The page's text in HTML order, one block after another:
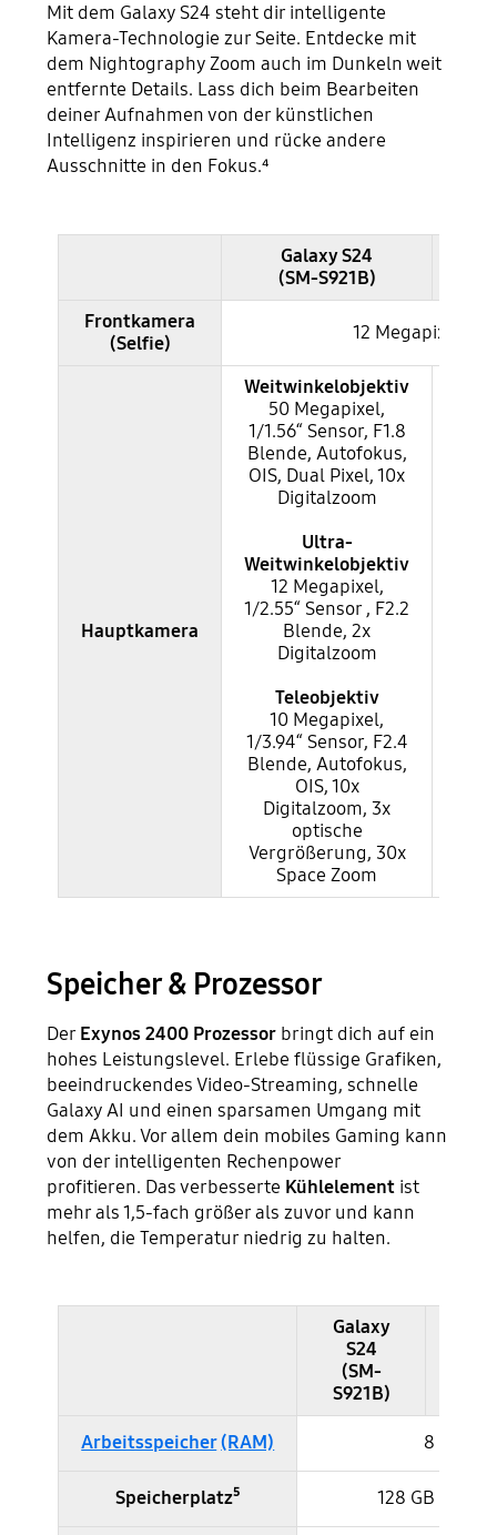
Mit dem Galaxy S24 steht dir intelligente
Kamera-Technologie zur Seite. Entdecke mit
dem Nightography Zoom auch im Dunkeln weit
entfernte Details. Lass dich beim Bearbeiten
deiner Aufnahmen von der künstlichen
Intelligenz inspirieren und rücke andere
Ausschnitte in den Fokus.⁴
Galaxy S24
(SM-S921B)
Frontkamera
(Selfie)
12 Megapixel
Hauptkamera
Weitwinkelobjektiv
50 Megapixel,
1/1.56“ Sensor, F1.8
Blende, Autofokus,
OIS, Dual Pixel, 10x
Digitalzoom
Ultra-
Weitwinkelobjektiv
12 Megapixel,
1/2.55“ Sensor , F2.2
Blende, 2x
Digitalzoom
Teleobjektiv
10 Megapixel,
1/3.94“ Sensor, F2.4
Blende, Autofokus,
OIS, 10x
Digitalzoom, 3x
optische
Vergrößerung, 30x
Space Zoom
Speicher & Prozessor
Der Exynos 2400 Prozessor bringt dich auf ein
hohes Leistungslevel. Erlebe flüssige Grafiken,
beeindruckendes Video-Streaming, schnelle
Galaxy AI und einen sparsamen Umgang mit
dem Akku. Vor allem dein mobiles Gaming kann
von der intelligenten Rechenpower
profitieren. Das verbesserte Kühlelement ist
mehr als 1,5-fach größer als zuvor und kann
helfen, die Temperatur niedrig zu halten.
Galaxy
S24
(SM-
S921B)
Arbeitsspeicher(RAM) 8 GB
Speicherplatz⁵ 128 GB / 256